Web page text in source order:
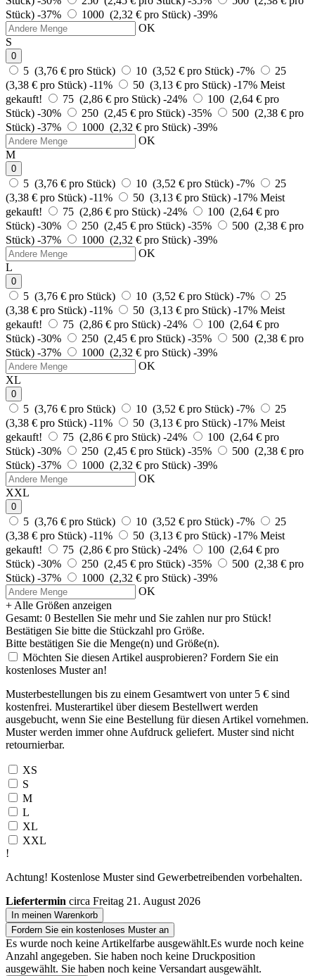
Stück) -37% 1000 (2,32 € pro Stück) -39%
OK
S
0
5 (3,76 € pro Stück) 10 (3,52 € pro Stück) -7%
25
(3,38 € pro Stück) -11% 50 (3,13 € pro Stück) -17% Meist
gekauft!
75 (2,86 € pro Stück) -24%
100 (2,64 € pro
Stück) -30% 250 (2,45 € pro Stück) -35%
500 (2,38 € pro
Stück) -37% 1000 (2,32 € pro Stück) -39%
OK
M
0
5 (3,76 € pro Stück) 10 (3,52 € pro Stück) -7%
25
(3,38 € pro Stück) -11% 50 (3,13 € pro Stück) -17% Meist
gekauft!
75 (2,86 € pro Stück) -24%
100 (2,64 € pro
Stück) -30% 250 (2,45 € pro Stück) -35%
500 (2,38 € pro
Stück) -37% 1000 (2,32 € pro Stück) -39%
OK
L
0
5 (3,76 € pro Stück) 10 (3,52 € pro Stück) -7%
25
(3,38 € pro Stück) -11% 50 (3,13 € pro Stück) -17% Meist
gekauft!
75 (2,86 € pro Stück) -24%
100 (2,64 € pro
Stück) -30% 250 (2,45 € pro Stück) -35%
500 (2,38 € pro
Stück) -37% 1000 (2,32 € pro Stück) -39%
OK
XL
0
5 (3,76 € pro Stück) 10 (3,52 € pro Stück) -7%
25
(3,38 € pro Stück) -11% 50 (3,13 € pro Stück) -17% Meist
gekauft!
75 (2,86 € pro Stück) -24%
100 (2,64 € pro
Stück) -30% 250 (2,45 € pro Stück) -35%
500 (2,38 € pro
Stück) -37% 1000 (2,32 € pro Stück) -39%
OK
XXL
0
5 (3,76 € pro Stück) 10 (3,52 € pro Stück) -7%
25
(3,38 € pro Stück) -11% 50 (3,13 € pro Stück) -17% Meist
gekauft!
75 (2,86 € pro Stück) -24%
100 (2,64 € pro
Stück) -30% 250 (2,45 € pro Stück) -35%
500 (2,38 € pro
Stück) -37% 1000 (2,32 € pro Stück) -39%
OK
+ Alle Größen anzeigen
Gesamt: 0 Bestellen Sie mehr und Sie zahlen nurpro Stück!
Bestätigen Sie bitte die Stückzahl pro Größe.
Bitte bestätigen Sie die Menge(n) und Größe(n).
Möchten Sie diesen Artikel ausprobieren? Fordern Sie ein
kostenloses Muster an!
Musterbestellungen bis zu einem Gesamtwert von unter 5 € sind
kostenfrei. Musterartikel über diesem Bestellwert werden
ausgebucht, wenn Sie eine Bestellung für diesen Artikel vornehmen.
Muster werden immer ohne Aufdruck geliefert. Muster sind nicht
retournierbar.
XS
S
M
L
XL
XXL
!
Achtung! Kostenlose Muster sind Gewerbetreibenden vorbehalten.
Liefertermin circa Freitag 21. August 2026
In meinen Warenkorb
Fordern Sie ein kostenloses Muster an
Es wurde noch keine Artikelfarbe ausgewählt.Es wurde noch keine
Anzahl angegeben. Sie haben noch keine Druckposition
ausgewählt. Sie haben noch keine Versandart ausgewählt.